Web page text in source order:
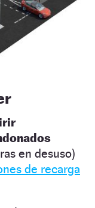
en desuso)
de recarga